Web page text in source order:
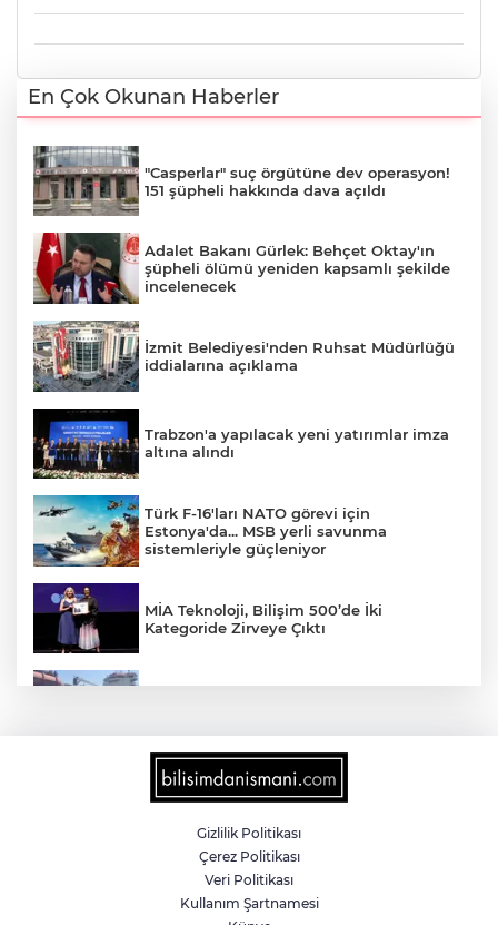
En Çok Okunan Haberler
"Casperlar" suç örgütüne dev operasyon!
151 şüpheli hakkında dava açıldı
Adalet Bakanı Gürlek: Behçet Oktay'ın
şüpheli ölümü yeniden kapsamlı şekilde
incelenecek
İzmit Belediyesi'nden Ruhsat Müdürlüğü
iddialarına açıklama
Trabzon'a yapılacak yeni yatırımlar imza
altına alındı
Türk F-16'ları NATO görevi için
Estonya'da... MSB yerli savunma
sistemleriyle güçleniyor
MİA Teknoloji, Bilişim 500’de İki
Kategoride Zirveye Çıktı
6 milyon emekliyi ilgilendiriyor... Emekli
aylığı fark ödemeleri 7 Ağustos'ta
Teröristler teslim olmaya devam ediyor...
Hudutlarda 490 kişi yakalandı
Gizlilik Politikası
Çerez Politikası
Veri Politikası
Kullanım Şartnamesi